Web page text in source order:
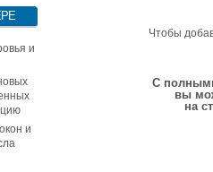
и
и
Чтобы
С
вы
на